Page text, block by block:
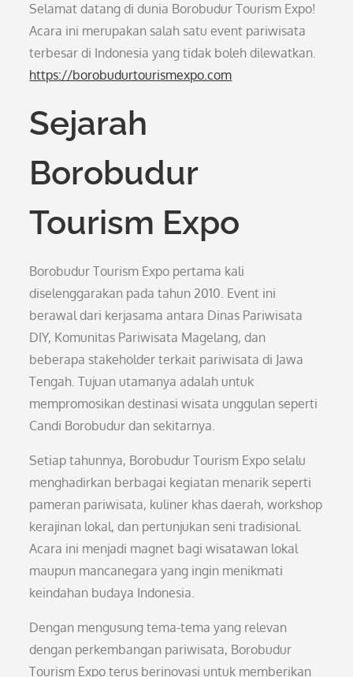
Selamat datang di dunia Borobudur Tourism Expo!
Acara ini merupakan salah satu event pariwisata
terbesar di Indonesia yang tidak boleh dilewatkan.
https://borobudurtourismexpo.com
Sejarah
Borobudur
Tourism Expo
Borobudur Tourism Expo pertama kali
diselenggarakan pada tahun 2010. Event ini
berawal dari kerjasama antara Dinas Pariwisata
DIY, Komunitas Pariwisata Magelang, dan
beberapa stakeholder terkait pariwisata di Jawa
Tengah. Tujuan utamanya adalah untuk
mempromosikan destinasi wisata unggulan seperti
Candi Borobudur dan sekitarnya.
Setiap tahunnya, Borobudur Tourism Expo selalu
menghadirkan berbagai kegiatan menarik seperti
pameran pariwisata, kuliner khas daerah, workshop
kerajinan lokal, dan pertunjukan seni tradisional.
Acara ini menjadi magnet bagi wisatawan lokal
maupun mancanegara yang ingin menikmati
keindahan budaya Indonesia.
Dengan mengusung tema-tema yang relevan
dengan perkembangan pariwisata, Borobudur
Tourism Expo terus berinovasi untuk memberikan